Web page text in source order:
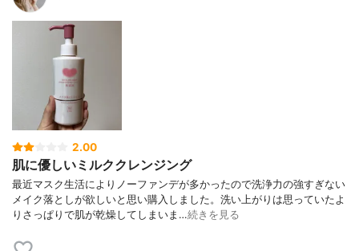
2.00
肌に優しいミルククレンジング
最近マスク生活によりノーファンデが多かったので洗浄力の強すぎない
メイク落としが欲しいと思い購入しました。洗い上がりは思っていたよ
りさっぱりで肌が乾燥してしまいま…続きを見る